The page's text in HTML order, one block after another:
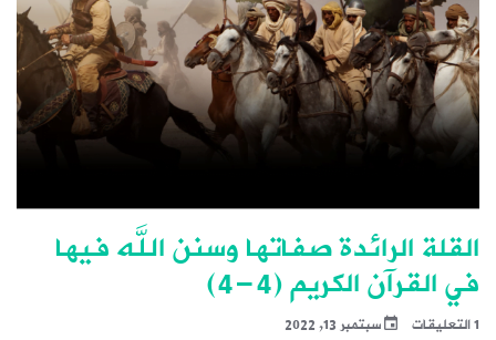
القلة الرائدة صفاتها وسنن الله فيها
في القرآن الكريم (4-4)
1 التعليقات سبتمبر 13, 2022